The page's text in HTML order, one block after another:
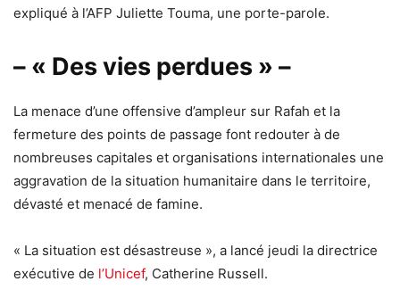
expliqué à l’AFP Juliette Touma, une porte-parole.
– « Des vies perdues » –
La menace d’une offensive d’ampleur sur Rafah et la
fermeture des points de passage font redouter à de
nombreuses capitales et organisations internationales une
aggravation de la situation humanitaire dans le territoire,
dévasté et menacé de famine.
« La situation est désastreuse », a lancé jeudi la directrice
exécutive de l’Unicef, Catherine Russell.